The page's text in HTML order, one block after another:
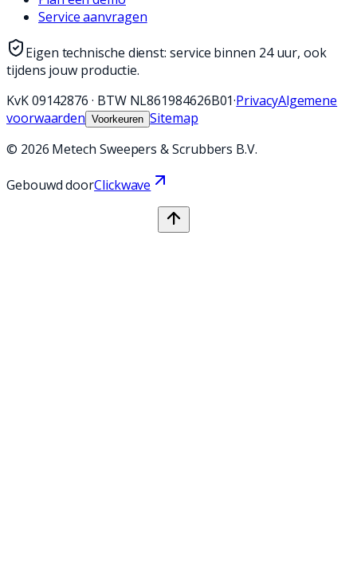
Service aanvragen
Eigen technische dienst: service binnen 24 uur, ook
tijdens jouw productie.
KvK09142876 · BTW NL861984626B01·PrivacyAlgemene
voorwaarden Voorkeuren Sitemap
© 2026 Metech Sweepers & Scrubbers B.V.
Gebouwd doorClickwave